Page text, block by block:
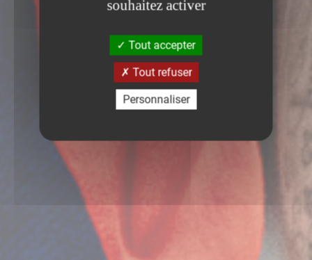
souhaitez activer
Tout accepter
Tout refuser
Personnaliser